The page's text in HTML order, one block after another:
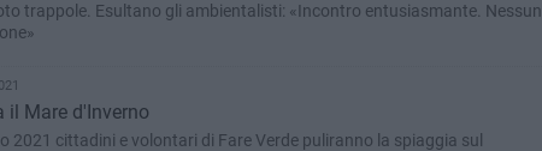
trappole. Esultano gli ambientalisti: «Incontro entusiasmante. Nessun
il Mare d'Inverno
2021 cittadini e volontari di Fare Verde puliranno la spiaggia sul